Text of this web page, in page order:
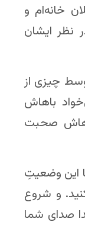
خانه‌ام و
نظر ایشان
چیزی از
باهاش
صحبت
این وضعیتِ
و شروع
صدای شما